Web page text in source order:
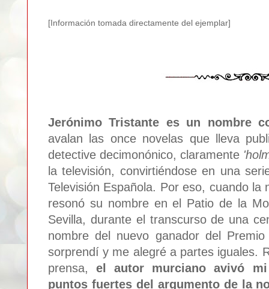
[Información tomada directamente del ejemplar]
Jerónimo Tristante es un nombre
avalan las once novelas que lleva
detective decimonónico, claramente
la televisión, convirtiéndose en una
Televisión Española. Por eso, cuando
resonó su nombre en el Patio de la
Sevilla, durante el transcurso de una
nombre del nuevo ganador del
sorprendí y me alegré a partes iguales.
prensa,el autor murciano avivó
puntos fuertes del argumento de la